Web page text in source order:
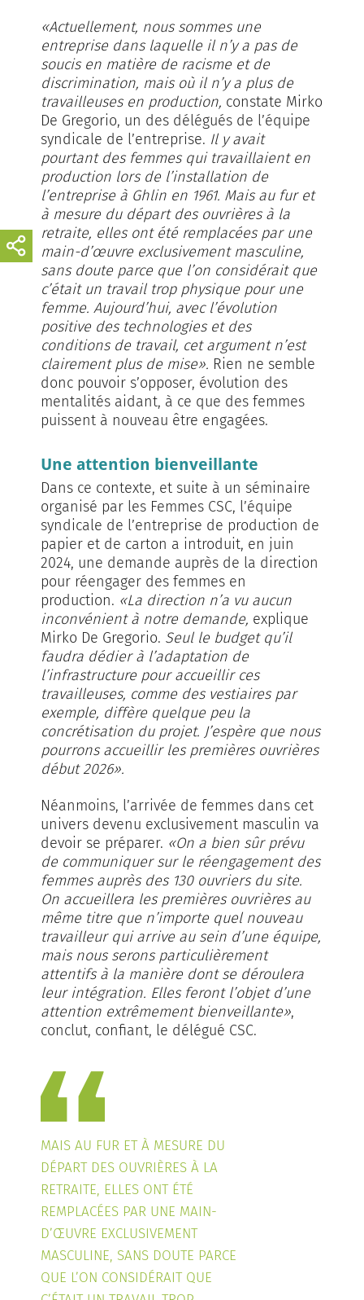
«Actuellement, nous sommes une
entreprise dans laquelle il n’y a pas de
soucis en matière de racisme et de
discrimination, mais où il n’y a plus de
travailleuses en production, constate Mirko
De Gregorio, un des délégués de l’équipe
syndicale de l’entreprise. Il y avait
pourtant des femmes qui travaillaient en
production lors de l’installation de
l’entreprise à Ghlin en 1961. Mais au fur et
à mesure du départ des ouvrières à la
retraite, elles ont été remplacées par une
main-d’œuvre exclusivement masculine,
sans doute parce que l’on considérait que
c’était un travail trop physique pour une
femme. Aujourd’hui, avec l’évolution
positive des technologies et des
conditions de travail, cet argument n’est
clairement plus de mise». Rien ne semble
donc pouvoir s’opposer, évolution des
mentalités aidant, à ce que des femmes
puissent à nouveau être engagées.
Une attention bienveillante
Dans ce contexte, et suite à un séminaire
organisé par les Femmes CSC, l’équipe
syndicale de l’entreprise de production de
papier et de carton a introduit, en juin
2024, une demande auprès de la direction
pour réengager des femmes en
production. «La direction n’a vu aucun
inconvénient à notre demande, explique
Mirko De Gregorio. Seul le budget qu’il
faudra dédier à l’adaptation de
l’infrastructure pour accueillir ces
travailleuses, comme des vestiaires par
exemple, diffère quelque peu la
concrétisation du projet. J’espère que nous
pourrons accueillir les premières ouvrières
début 2026».
Néanmoins, l’arrivée de femmes dans cet
univers devenu exclusivement masculin va
devoir se préparer. «On a bien sûr prévu
de communiquer sur le réengagement des
femmes auprès des 130 ouvriers du site.
On accueillera les premières ouvrières au
même titre que n’importe quel nouveau
travailleur qui arrive au sein d’une équipe,
mais nous serons particulièrement
attentifs à la manière dont se déroulera
leur intégration. Elles feront l’objet d’une
attention extrêmement bienveillante»,
conclut, confiant, le délégué CSC.
MAIS AU FUR ET À MESURE DU
DÉPART DES OUVRIÈRES À LA
RETRAITE, ELLES ONT ÉTÉ
REMPLACÉES PAR UNE MAIN-
D’ŒUVRE EXCLUSIVEMENT
MASCULINE, SANS DOUTE PARCE
QUE L’ON CONSIDÉRAIT QUE